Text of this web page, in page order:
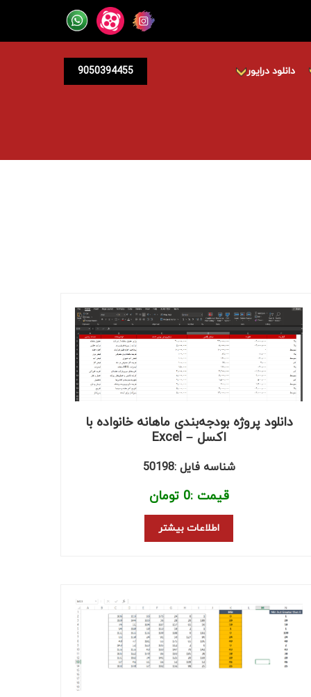
9050394455 دانلود درایور
دانلود پروژه بودجه‌بندی ماهانه خانواده با
اکسل – Excel
شناسه فایل :50198
قیمت :0 تومان
اطلاعات بیشتر